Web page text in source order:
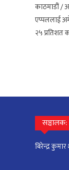
काठमाडौं /
एप्पललाई
२५ प्रतिशत
सञ्चालक:
बिरेन्द्र